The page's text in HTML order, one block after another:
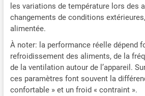
éclairage
maximum
[Fonction
Avec la
d'atteindre
les variations de température lors des
changements de conditions
alimentée.
À noter: la performance réelle dépend
refroidissement des aliments, de la
de la ventilation autour de l’appareil.
ces paramètres font souvent la
confortable » et un froid « contraint ».